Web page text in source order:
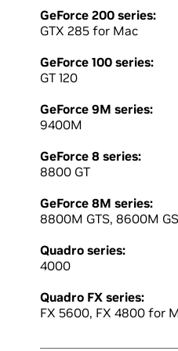
GeForce 200 series:
GTX 285 for Mac
GeForce 100 series:
GT 120
GeForce 9M series:
9400M
GeForce 8 series:
8800 GT
GeForce 8M series:
8800M GTS, 8600M GS
Quadro series:
4000
Quadro FX series:
FX 5600, FX 4800 for